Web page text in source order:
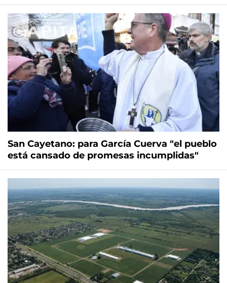
San Cayetano: para García Cuerva "el pueblo
está cansado de promesas incumplidas"